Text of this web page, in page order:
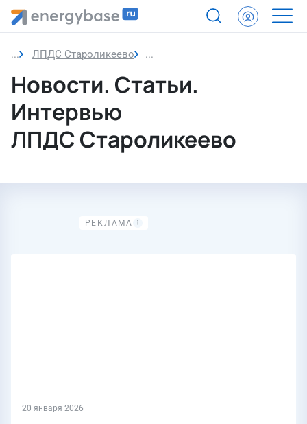
ЛПДС Староликеево Новости
Новости. Статьи.
Интервью
ЛПДС Староликеево
20 января 2026